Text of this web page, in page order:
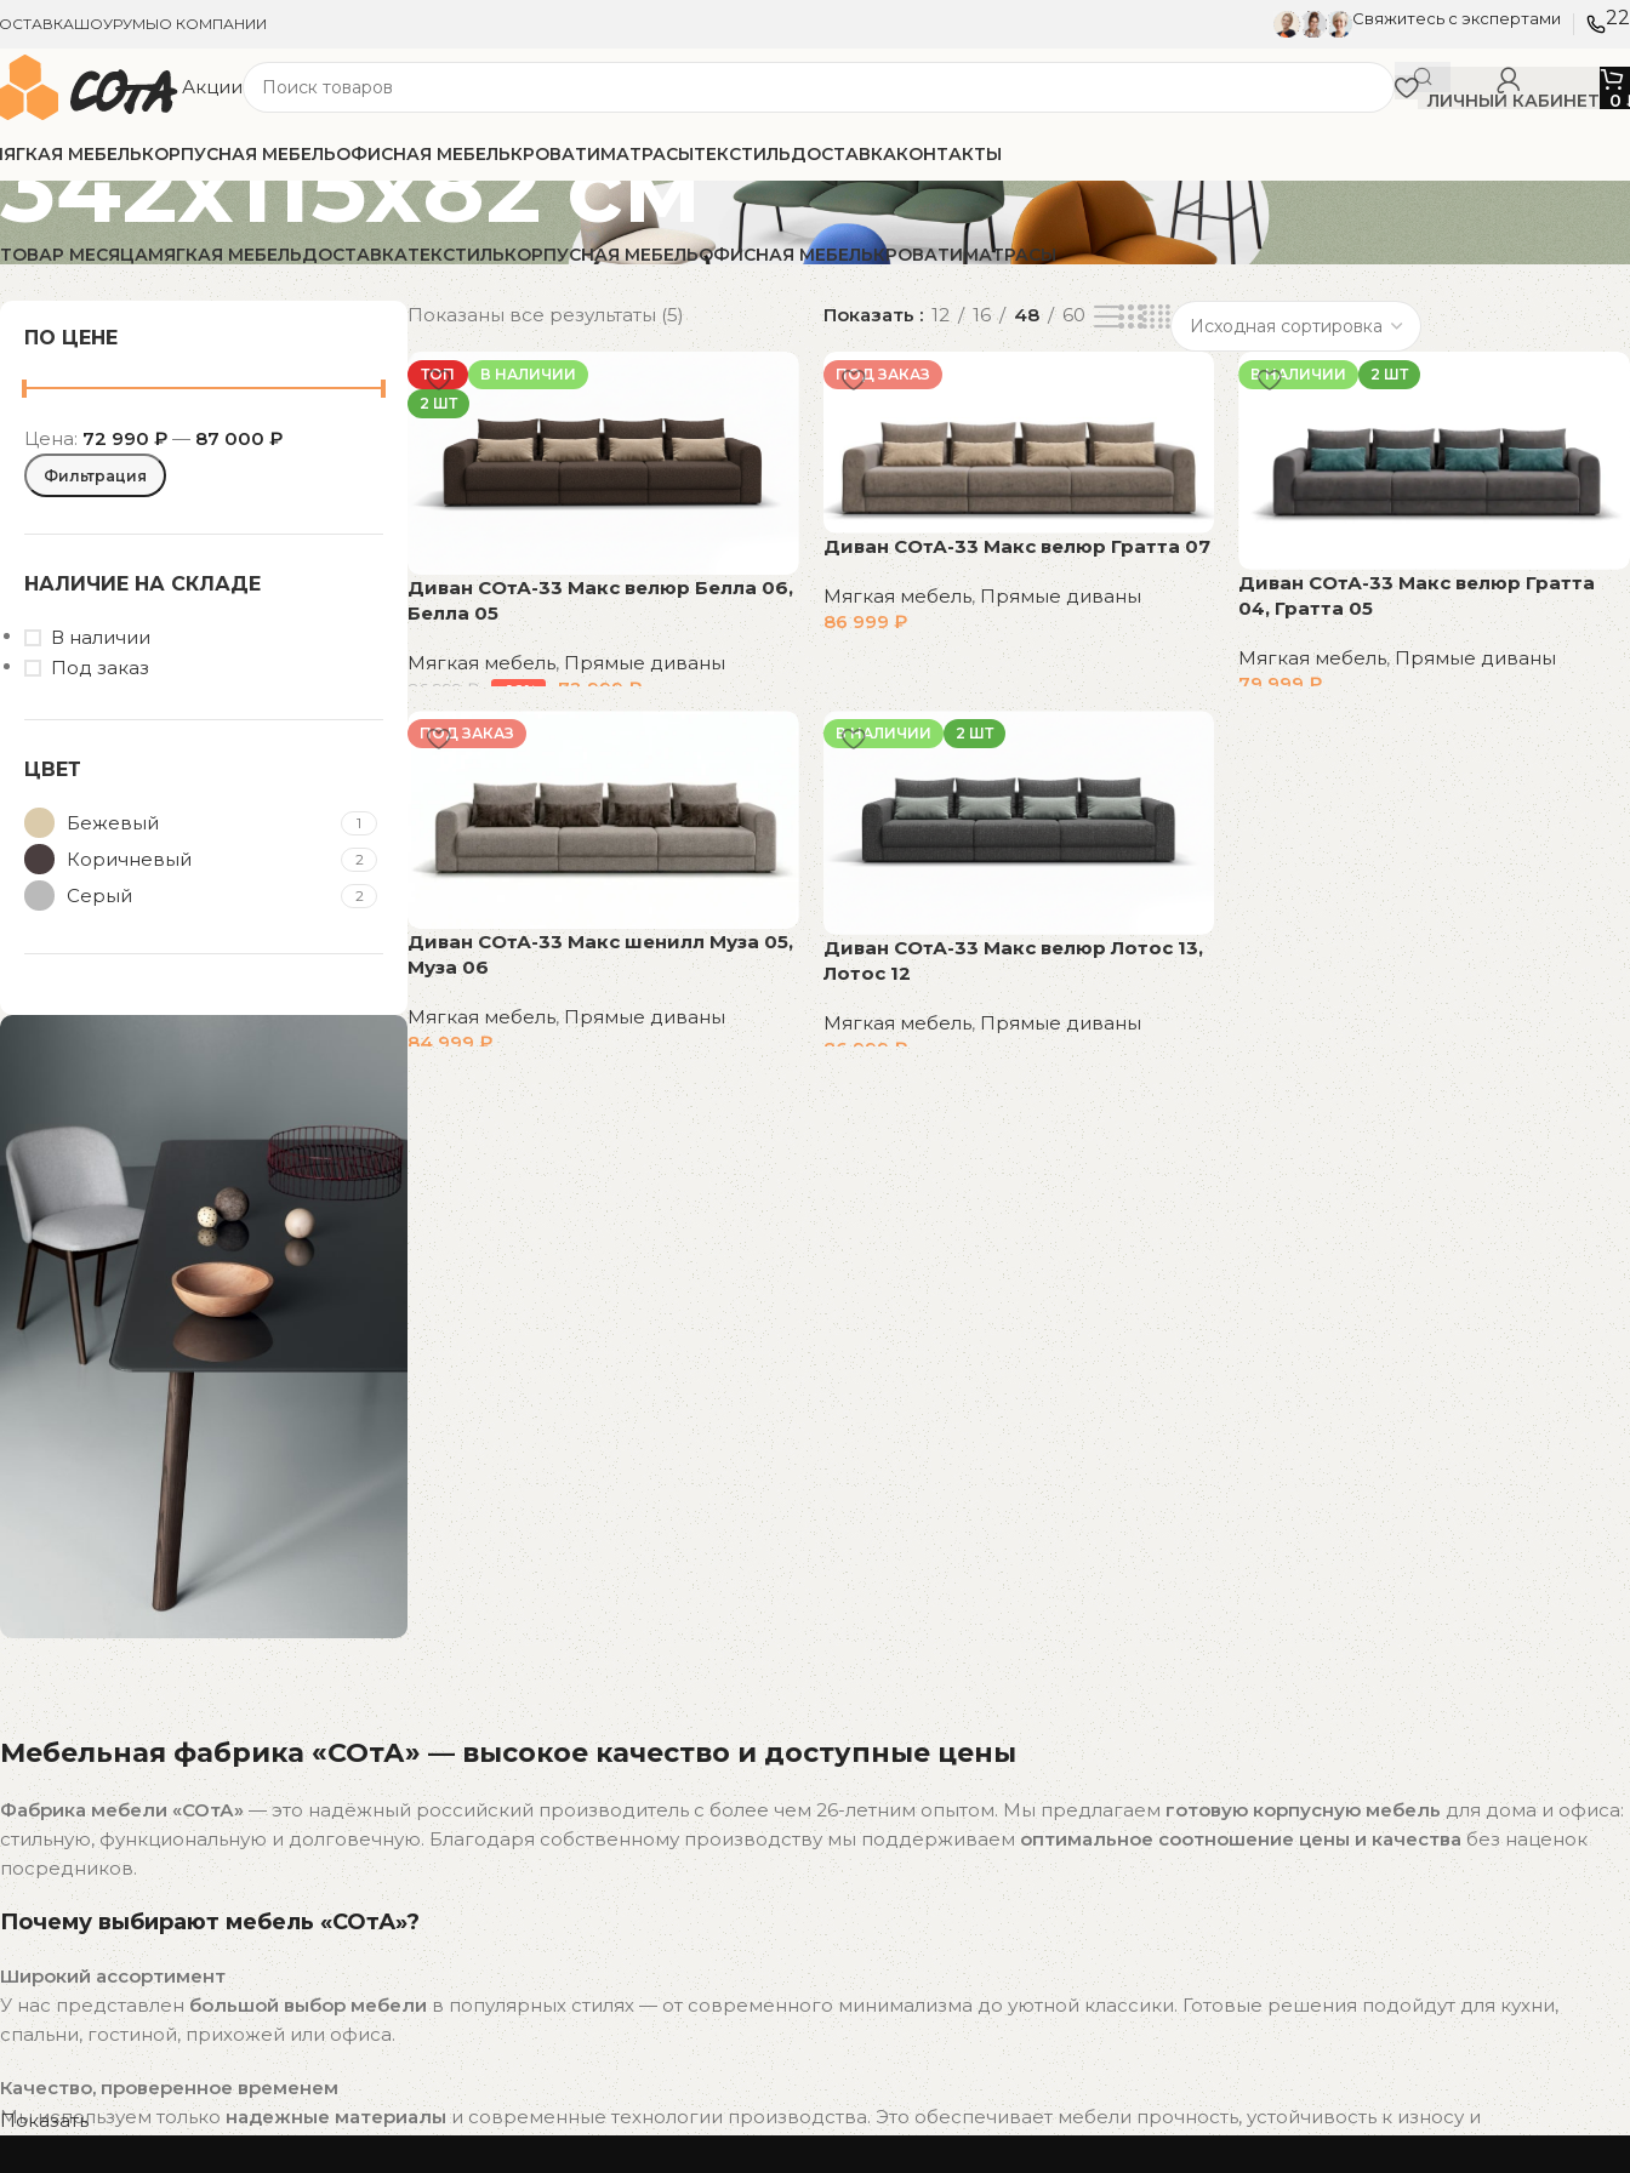
ШОУРУМЫО КОМПАНИИ Свяжитесь с экспертами
Акции
ЛИЧНЫЙ КАБИНЕТ 0
МЕБЕЛЬКОРПУСНАЯ МЕБЕЛЬОФИСНАЯ МЕБЕЛЬКРОВАТИМАТРАСЫТЕКСТИЛЬДОСТАВКАКОНТАКТЫ
342x115x82 см
ТОВАР МЕСЯЦАМЯГКАЯ МЕБЕЛЬДОСТАВКАТЕКСТИЛЬКОРПУСНАЯ МЕБЕЛЬОФИСНАЯ МЕБЕЛЬКРОВАТИМАТРАСЫ
ПО ЦЕНЕ
Фильтрация
Цена: 72 990 ₽ — 87 000 ₽
НАЛИЧИЕ НА СКЛАДЕ
В наличии
Под заказ
ЦВЕТ
Бежевый 1
Коричневый 2
Серый 2
Распродажа
бестселлеров
Скидки на популярные модели!
К покупкам
Показаны все результаты (5) Показать 12 16 48 60
ТОП
В НАЛИЧИИ
2 ШТ
Диван СОтА-33 Макс велюр Белла 06,
Белла 05
Мягкая мебель, Прямые диваны
86 999 ₽ -16% 72 999 ₽
В корзину
ПОД ЗАКАЗ
Диван СОтА-33 Макс велюр Гратта 07
Мягкая мебель, Прямые диваны
86 999 ₽
В корзину
В НАЛИЧИИ 2 ШТ
Диван СОтА-33 Макс велюр Гратта
04, Гратта 05
Мягкая мебель,Прямые диваны
79 999₽
В корзину
ПОД ЗАКАЗ
Диван СОтА-33 Макс шенилл Муза 05,
Муза 06
Мягкая мебель,Прямые диваны
84 999₽
В корзину
В НАЛИЧИИ 2 ШТ
Диван СОтА-33 Макс велюр Лотос 13,
Лотос 12
Мягкая мебель, Прямые диваны
86 999 ₽
В корзину
Мебельная фабрика «СОтА» — высокое качество и доступные цены
Фабрика мебели «СОтА» — это надёжный российский производитель с более чем 26-летним опытом. Мы предлагаем готовую корпусную мебель для дома и офиса:
стильную, функциональную и долговечную. Благодаря собственному производству мы поддерживаем оптимальное соотношение цены и качества без наценок
посредников.
Почему выбирают мебель «СОтА»?
Широкий ассортимент
У нас представлен большой выбор мебелив популярных стилях — от современного минимализма до уютной классики. Готовые решения подойдут для кухни,
спальни, гостиной, прихожей или офиса.
Качество, проверенное временем
Мы используем только надежные материалы и современные технологии производства. Это обеспечивает мебели прочность, устойчивость к износу и
Показать